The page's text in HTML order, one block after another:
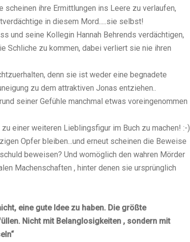
scheinen ihre Ermittlungen ins Leere zu verlaufen,
in diesem Mord.....sie selbst!
und seine Kollegin Hannah Behrends verdächtigen,
Schliche zu kommen, dabei verliert sie nie ihren
denn sie ist weder eine begnadete
zu dem attraktiven Jonas entziehen..
seiner Gefühle manchmal etwas voreingenommen
einer weiteren Lieblingsfigur im Buch zu machen! :-)
Opfer bleiben...und erneut scheinen die Beweise
beweisen? Und womöglich den wahren Mörder
Machenschaften , hinter denen sie ursprünglich
eine gute Idee zu haben. Die größte
Nicht mit Belanglosigkeiten , sondern mit